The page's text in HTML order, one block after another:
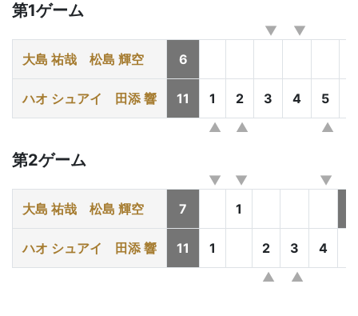
第1ゲーム
大島 祐哉 松島 輝空 6
ハオ シュアイ 田添 響 11 1 2 3 4 5
第2ゲーム
大島 祐哉 松島 輝空 7 1
ハオ シュアイ 田添 響 11 1 2 3 4